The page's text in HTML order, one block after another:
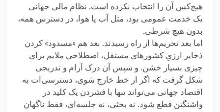
هیچ‌کس آن را ‏انتخاب نکرده است. نظام مالی جهانی
یک خدمت عمومی بود، مثل آب یا هوا، در دسترس همه،
بدون هیچ شرطی.‏
اما بعد تحریم‌ها از راه رسیدند. بعد هم «مسدود» کردن
ذخایر ارزیِ کشورهای مستقل، اصطلاحی ملایم برای
چیزی بسیار ‏خشن. و سپس آن درک آرام و تدریجی
شکل گرفت که اگر از خط خارج شوی، دسترسی‌ات به
اقتصاد جهانی می‌تواند تنها با ‏فشردن یک کلید در
واشنگتن قطع شود. نه بحثی، نه جلسه‌ای، فقط ناگهان